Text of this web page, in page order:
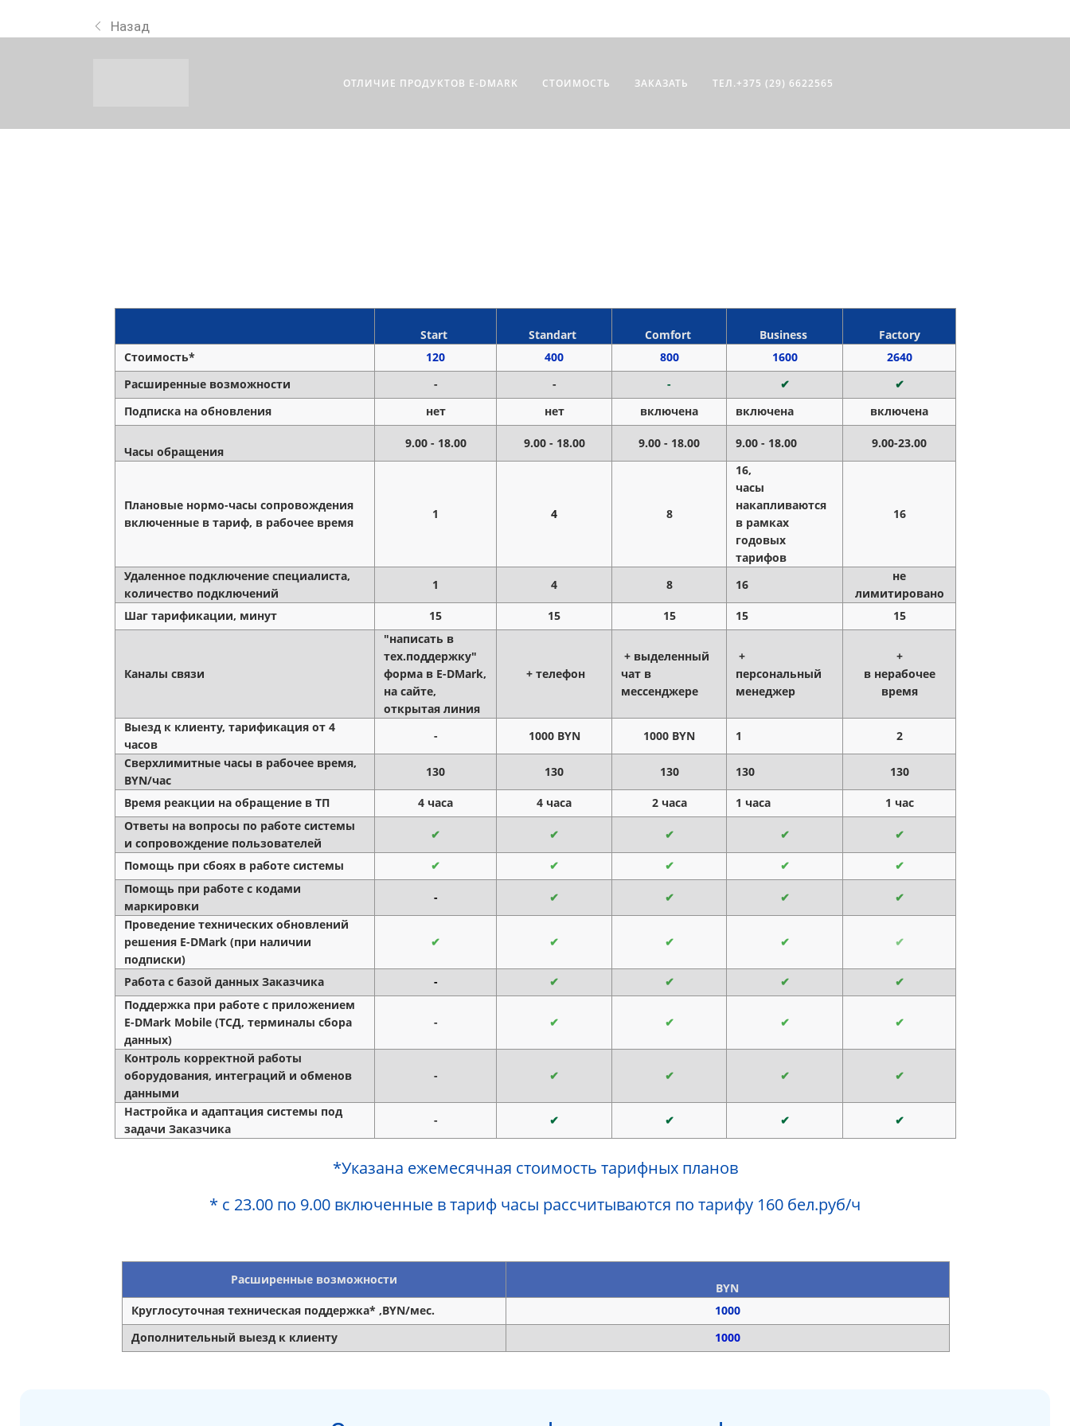
Назад
ОТЛИЧИЕ ПРОДУКТОВ E-DMARK СТОИМОСТЬ ЗАКАЗАТЬ ТЕЛ.+375 (29) 6622565
Start Standart Comfort Business
Factory
Стоимость*
120 400 800 1600
2640
Расширенные возможности
- - - ✔
✔
Подписка на обновления
нет нет включена включена включена
Часы обращения
9.00 - 18.00 9.00 - 18.00 9.00 - 18.00 9.00 - 18.00 9.00-23.00
Плановые нормо-часы сопровождения
включенные в тариф, в рабочее время
1 4 8
16,
часы
накапливаются
в рамках
годовых
тарифов
16
Удаленное подключение специалиста,
количество подключений
1 4 8 16
не
лимитировано
Шаг тарификации, минут
15 15 15 15 15
Каналы связи
"написать в
тех.поддержку"
форма в E-DMark,
на сайте,
открытая линия
+ телефон
+ выделенный
чат в
мессенджере
+
персональный
менеджер
+
в нерабочее
время
Выезд к клиенту, тарификация от 4
часов
- 1000 BYN 1000 BYN 1
2
Сверхлимитные часы в рабочее время,
BYN/час
130 130 130 130 130
Время реакции на обращение в ТП 4 часа 4 часа 2 часа 1 часа
1 час
Ответы на вопросы по работе системы
и сопровождение пользователей
✔ ✔ ✔ ✔ ✔
Помощь при сбоях в работе системы ✔ ✔ ✔ ✔
✔
Помощь при работе с кодами
маркировки
- ✔ ✔ ✔
✔
Проведение технических обновлений
решения E-DMark (при наличии
подписки)
✔ ✔ ✔ ✔ ✔
Работа с базой данных Заказчика - ✔ ✔ ✔
✔
Поддержка при работе с приложением
E-DMark Mobile (ТСД, терминалы сбора
данных)
- ✔ ✔ ✔ ✔
Контроль корректной работы
оборудования, интеграций и обменов
данными
- ✔ ✔ ✔ ✔
Настройка и адаптация системы под
задачи Заказчика
- ✔ ✔ ✔ ✔
*Указана ежемесячная стоимость тарифных планов
* с 23.00 по 9.00 включенные в тариф часы рассчитываются по тарифу 160 бел.руб/ч
Расширенные возможности
BYN
Круглосуточная техническая поддержка* ,BYN/мес.
1000
Дополнительный выезд к клиенту
1000